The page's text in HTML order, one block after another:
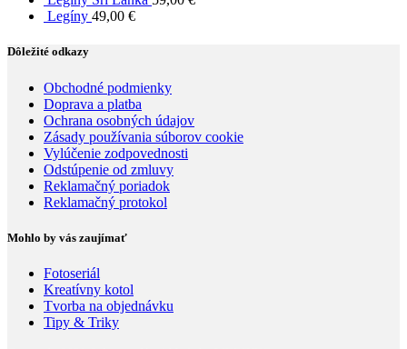
Legíny 49,00 €
Dôležité odkazy
Obchodné podmienky
Doprava a platba
Ochrana osobných údajov
Zásady používania súborov cookie
Vylúčenie zodpovednosti
Odstúpenie od zmluvy
Reklamačný poriadok
Reklamačný protokol
Mohlo by vás zaujímať
Fotoseriál
Kreatívny kotol
Tvorba na objednávku
Tipy & Triky